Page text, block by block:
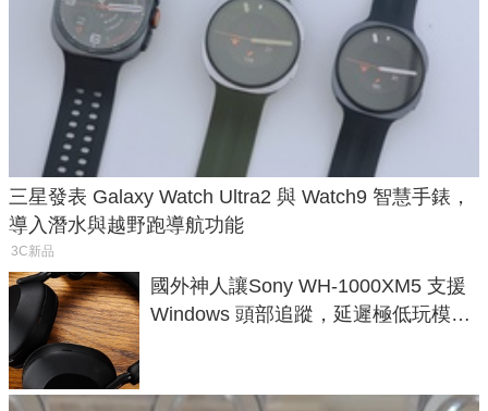
三星發表 Galaxy Watch Ultra2 與 Watch9 智慧手錶，
導入潛水與越野跑導航功能
3C新品
國外神人讓Sony WH-1000XM5 支援
Windows 頭部追蹤，延遲極低玩模擬